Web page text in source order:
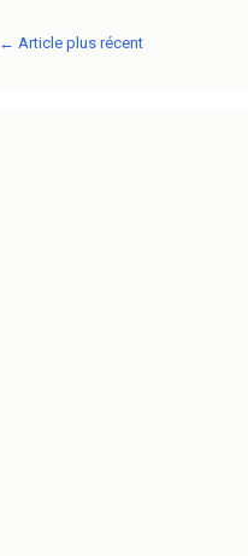
← Article plus récent